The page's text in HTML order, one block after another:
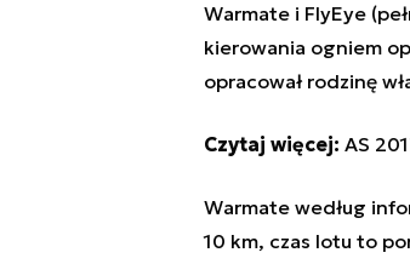
Warmate i FlyEye
kierowania ogniem
opracował rodzinę
Czytaj więcej: AS
Warmate według
10 km, czas lotu to